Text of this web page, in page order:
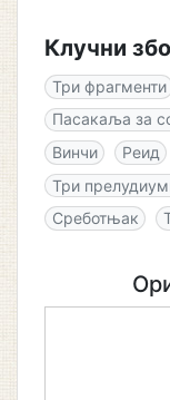
Клучни
Три фрагменти
Пасакаља за
Винчи
Реид
Три
Среботњак